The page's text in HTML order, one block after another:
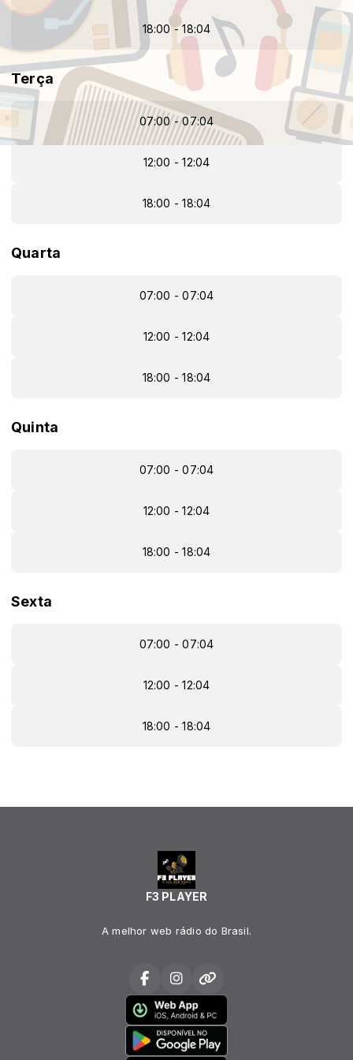
18:00 - 18:04
Terça
07:00 - 07:04
12:00 - 12:04
18:00 - 18:04
Quarta
07:00 - 07:04
12:00 - 12:04
18:00 - 18:04
Quinta
07:00 - 07:04
12:00 - 12:04
18:00 - 18:04
Sexta
07:00 - 07:04
12:00 - 12:04
18:00 - 18:04
F3 PLAYER
A melhor web rádio do Brasil.